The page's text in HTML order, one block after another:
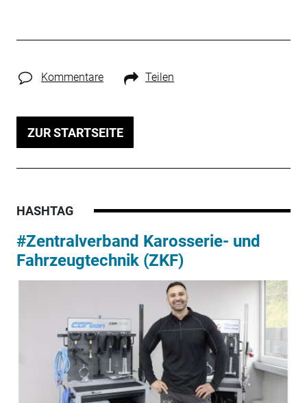
Kommentare Teilen
ZUR STARTSEITE
HASHTAG
#Zentralverband Karosserie- und
Fahrzeugtechnik (ZKF)